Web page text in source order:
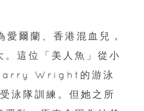
爾蘭、香港混血兒，
。這位「美人魚」從小
Wright的游泳
泳隊訓練。但她之所